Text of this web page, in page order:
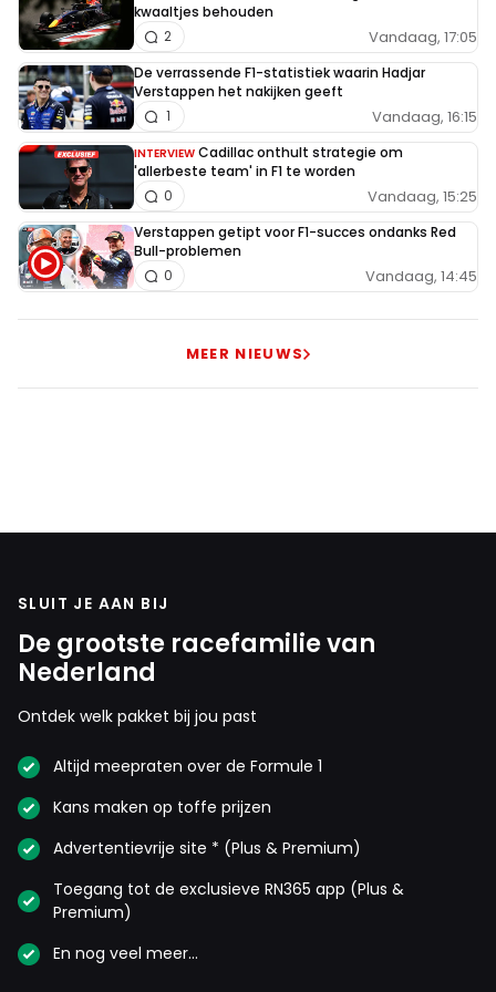
Rara 7 titels...
John van de Pol
14 november 2021 12:13
Poe, wat knalde Hamilton gisteren... Hopelijk heeft ie met
een agressieve motorstand gereden die ze vandaag een
tandje terugdraaien, want dat beloofde echt niet veel
goeds...
Jktje
voorsprong zouden nemen in de sprint, dan terug
draaien. Nu met de diskwalificatie de hele sprint
race met die stand gereden en nu terugzetten
John van de Pol
Zo ver ik weet mag terugdraaien wel als er
sprake is op "schade aan de motor".
Rody
Terug draaien mag niet.
kwaaltjes behouden
Vandaag, 17:05
2
De verrassende F1-statistiek waarin Hadjar
Verstappen het nakijken geeft
Vandaag, 16:15
1
INTERVIEW Cadillac onthult strategie om
'allerbeste team' in F1 te worden
Vandaag, 15:25
0
Verstappen getipt voor F1-succes ondanks Red
Bull-problemen
Vandaag, 14:45
0
MEER NIEUWS
SLUIT JE AAN BIJ
De grootste racefamilie van
Nederland
Ontdek welk pakket bij jou past
Altijd meepraten over de Formule 1
Kans maken op toffe prijzen
Advertentievrije site * (Plus & Premium)
Toegang tot de exclusieve RN365 app (Plus &
Premium)
En nog veel meer…